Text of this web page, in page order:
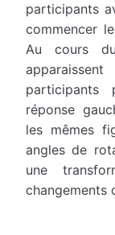
participants
commencer
Au cours
participants
réponse
les mêmes
angles de
une
changements